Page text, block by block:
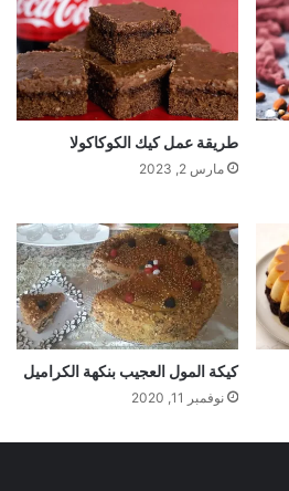
طريقة عمل كيك الكوكاكولا
مارس 2, 2023
كيكة المول العجيب بنكهة الكراميل
نوفمبر 11, 2020